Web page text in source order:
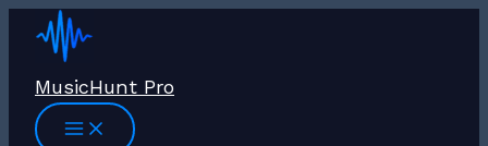
Перейти
MusicHunt Pro